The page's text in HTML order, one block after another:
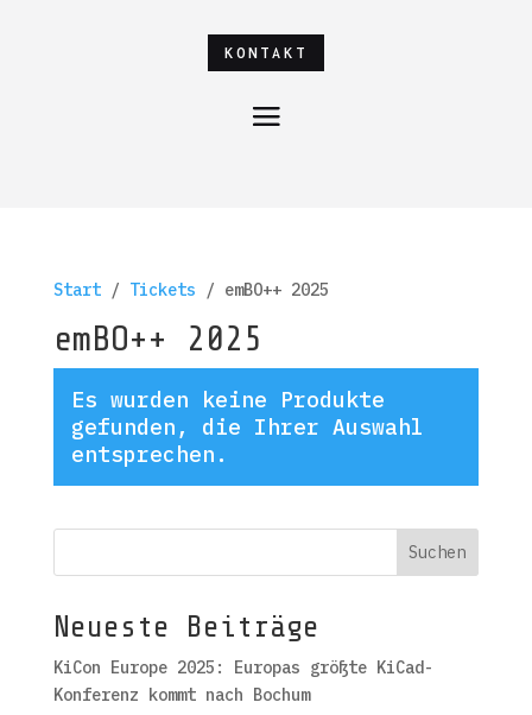
KONTAKT
Start/ Tickets / emBO++ 2025
emBO++ 2025
Es wurden keine Produkte
gefunden, die Ihrer Auswahl
entsprechen.
Suchen
Neueste Beiträge
KiCon Europe 2025: Europas größte KiCad-
Konferenz kommt nach Bochum